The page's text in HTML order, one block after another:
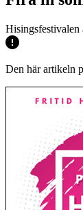
Hisingsfestivalen
Den här artikeln